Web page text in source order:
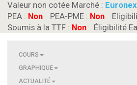
Valeur non cotée Marché :
PEA : Non PEA-PME : Non
Soumis à la TTF : Non Éligibilité
COURS
GRAPHIQUE
ACTUALITÉ